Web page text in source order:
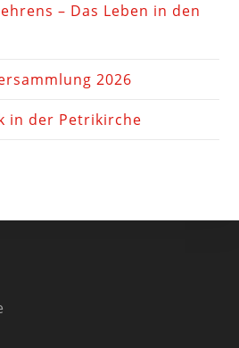
– Das Leben in den
2026
in der Petrikirche